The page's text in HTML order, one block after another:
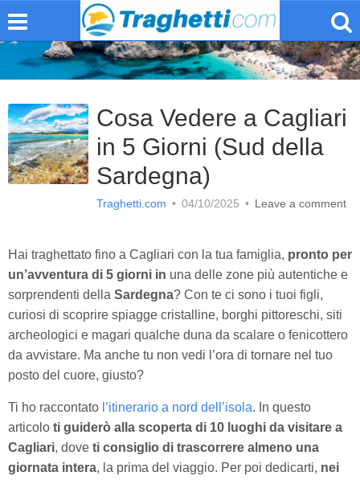
Cosa Vedere a Cagliari
in 5 Giorni (Sud della
Sardegna)
Traghetti.com • 04/10/2025 • Leave a comment
Hai traghettato fino a Cagliari con la tua famiglia, pronto per
un’avventura di 5 giorni in una delle zone più autentiche e
sorprendenti della Sardegna? Con te ci sono i tuoi figli,
curiosi di scoprire spiagge cristalline, borghi pittoreschi, siti
archeologici e magari qualche duna da scalare o fenicottero
da avvistare. Ma anche tu non vedi l’ora di tornare nel tuo
posto del cuore, giusto?
Ti ho raccontato l’itinerario a nord dell’isola. In questo
articolo ti guiderò alla scoperta di 10 luoghi da visitare a
Cagliari, dove ti consiglio di trascorrere almeno una
giornata intera, la prima del viaggio. Per poi dedicarti, nei